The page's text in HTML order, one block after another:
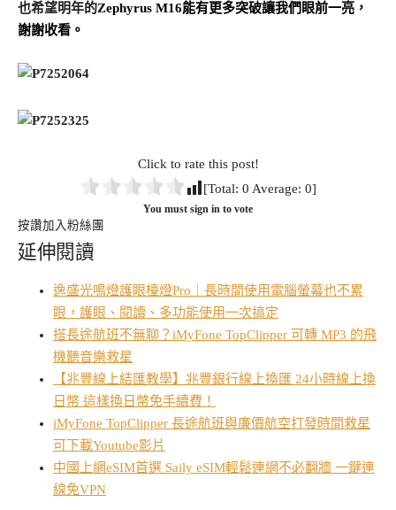
也希望明年的Zephyrus M16能有更多突破讓我們眼前一亮，
謝謝收看。
Click to rate this post!
[Total: 0 Average: 0]
You must sign in to vote
按讚加入粉絲團
延伸閱讀
逸盛光鳴燈護眼檯燈Pro｜長時間使用電腦螢幕也不累
眼，護眼、閱讀、多功能使用一次搞定
搭長途航班不無聊？iMyFone TopClipper 可轉 MP3 的飛
機聽音樂救星
【兆豐線上結匯教學】兆豐銀行線上換匯 24小時線上換
日幣 這樣換日幣免手續費！
iMyFone TopClipper 長途航班與廉價航空打發時間救星
可下載Youtube影片
中國上網eSIM首選 Saily eSIM輕鬆連網不必翻牆 一鍵連
線免VPN